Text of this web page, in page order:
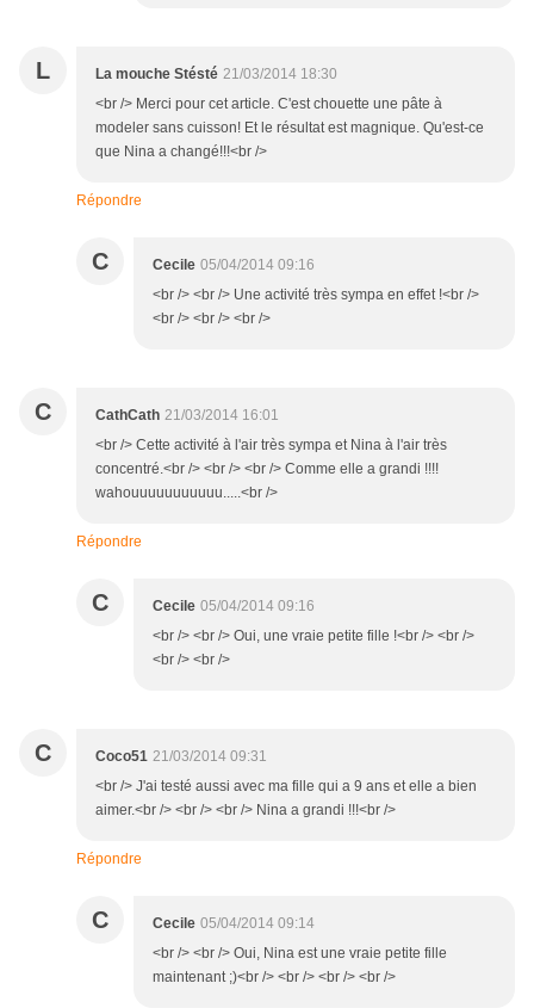
L La mouche Stésté 21/03/2014 18:30
<br /> Merci pour cet article. C'est chouette une pâte à
modeler sans cuisson! Et le résultat est magnique. Qu'est-ce
que Nina a changé!!!<br />
Répondre
C Cecile 05/04/2014 09:16
<br /> <br /> Une activité très sympa en effet !<br />
<br /> <br /> <br />
C CathCath 21/03/2014 16:01
<br /> Cette activité à l'air très sympa et Nina à l'air très
concentré.<br /> <br /> <br /> Comme elle a grandi !!!!
wahouuuuuuuuuuu.....<br />
Répondre
C Cecile 05/04/2014 09:16
<br /> <br /> Oui, une vraie petite fille !<br /> <br />
<br /> <br />
C Coco51 21/03/2014 09:31
<br /> J'ai testé aussi avec ma fille qui a 9 ans et elle a bien
aimer.<br /> <br /> <br /> Nina a grandi !!!<br />
Répondre
C Cecile 05/04/2014 09:14
<br /> <br /> Oui, Nina est une vraie petite fille
maintenant ;)<br /> <br /> <br /> <br />